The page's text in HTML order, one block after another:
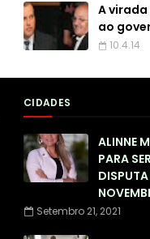
A virada
ao
10.4.14
CIDADES
ALINNE
PARA
Setembro 21, 2021